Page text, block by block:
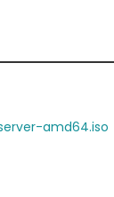
amd64.iso